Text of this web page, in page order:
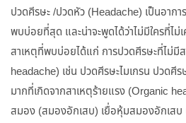
ปวดศีรษะ /ปวดหัว (Headache) เป็นอาก
พบบ่อยที่สุด และน่าจะพูดได้ว่าไม่มีใครที่ไม่
สาเหตุที่พบบ่อยได้แก่ การปวดศีรษะที่ไม่มี
headache) เช่น ปวดศีรษะไมเกรน ปวดศี
มากที่เกิดจากสาเหตุร้ายแรง (Organic
สมอง (สมองอักเสบ) เยื่อหุ้มสมองอักเสบ